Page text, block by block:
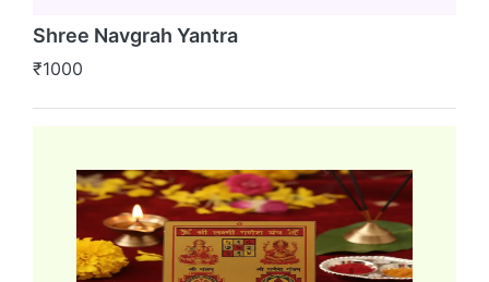
Shree Navgrah Yantra
₹1000